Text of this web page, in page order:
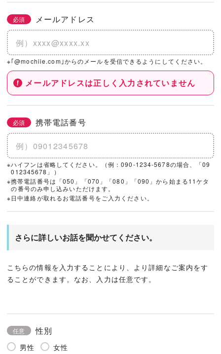
必須 メールアドレス
※｢@mochiie.com｣からのメールを受信できるようにしてください。
メールアドレスは正しく入力されていません
必須 携帯電話番号
※ハイフンは省略してください。（例：090-1234-5678の場合、「09
012345678」）
※携帯電話番号は「050」「070」「080」「090」から始まる11ケタ
の番号のみ申し込みいただけます。
※日中連絡が取れるお電話番号をご入力ください。
さらに詳しいお話を聞かせてください。
こちらの情報を入力することにより、より詳細なご案内をす
ることができます。なお、入力は任意です。
任意 性別
男性 女性